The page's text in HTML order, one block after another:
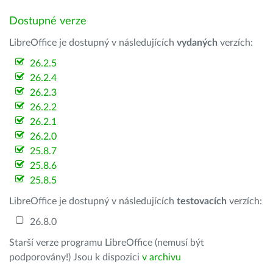
Dostupné verze
LibreOffice je dostupný v následujících vydaných verzích:
26.2.5
26.2.4
26.2.3
26.2.2
26.2.1
26.2.0
25.8.7
25.8.6
25.8.5
LibreOffice je dostupný v následujících testovacích verzích:
26.8.0
Starší verze programu LibreOffice (nemusí být
podporovány!) Jsou k dispozici v archivu